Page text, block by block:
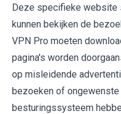
Deze specifieke website
kunnen bekijken de
VPN Pro moeten
pagina's worden
op misleidende
bezoeken of
besturingssysteem